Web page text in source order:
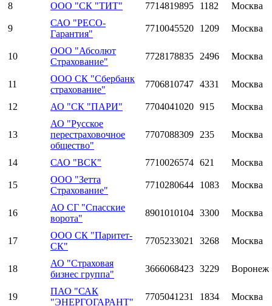
8 ООО "СК "ТИТ" 7714819895 1182 Москва
9
САО "РЕСО-
Гарантия"
7710045520 1209 Москва
10
ООО "Абсолют
Страхование"
7728178835 2496 Москва
11
ООО СК "Сбербанк
страхование"
7706810747 4331 Москва
12 АО "СК "ПАРИ" 7704041020 915 Москва
13
АО "Русское
перестраховочное
общество"
7707088309 235 Москва
14 САО "ВСК" 7710026574 621 Москва
15
ООО "Зетта
Страхование"
7710280644 1083 Москва
16
АО СГ "Спасские
ворота"
8901010104 3300 Москва
17
ООО СК "Паритет-
СК"
7705233021 3268 Москва
18
АО "Страховая
бизнес группа"
3666068423 3229 Воронеж
19
ПАО "САК
"ЭНЕРГОГАРАНТ"
7705041231 1834 Москва